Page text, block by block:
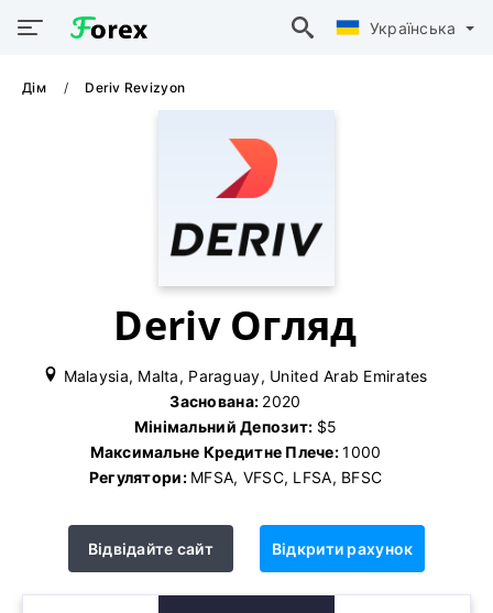
Українська
Дім Deriv Revizyon
Deriv Огляд
Malaysia, Malta, Paraguay, United Arab Emirates
Заснована: 2020
Мінімальний Депозит: $5
Максимальне Кредитне Плече:1000
Регулятори: MFSA, VFSC, LFSA, BFSC
Відвідайте сайт Відкрити рахунок